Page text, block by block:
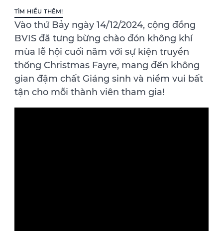
TÌM HIỂU THÊM!
Vào thứ Bảy ngày 14/12/2024, cộng đồng
BVIS đã tưng bừng chào đón không khí
mùa lễ hội cuối năm với sự kiện truyền
thống Christmas Fayre, mang đến không
gian đậm chất Giáng sinh và niềm vui bất
tận cho mỗi thành viên tham gia!